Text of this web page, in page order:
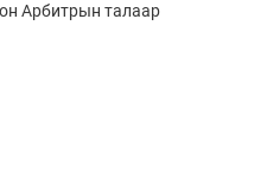
Арбитрын талаар